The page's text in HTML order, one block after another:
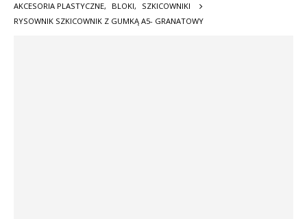
AKCESORIA PLASTYCZNE, BLOKI,
SZKICOWNIKI
RYSOWNIK SZKICOWNIK Z GUMKĄ A5- GRANATOWY